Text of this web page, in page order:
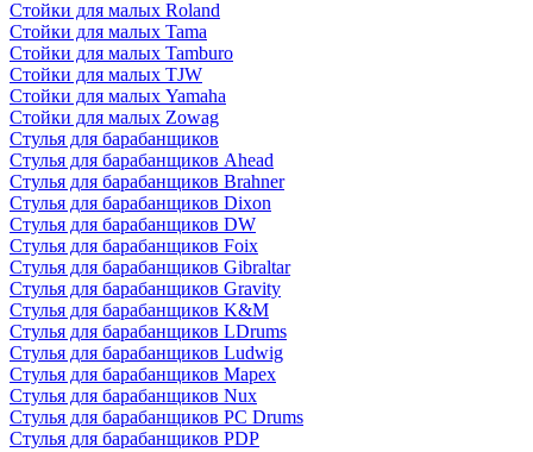
Стойки для малых Roland
Стойки для малых Tama
Стойки для малых Tamburo
Стойки для малых TJW
Стойки для малых Yamaha
Стойки для малых Zowag
Стулья для барабанщиков
Стулья для барабанщиков Ahead
Стулья для барабанщиков Brahner
Стулья для барабанщиков Dixon
Стулья для барабанщиков DW
Стулья для барабанщиков Foix
Стулья для барабанщиков Gibraltar
Стулья для барабанщиков Gravity
Стулья для барабанщиков K&M
Стулья для барабанщиков LDrums
Стулья для барабанщиков Ludwig
Стулья для барабанщиков Mapex
Стулья для барабанщиков Nux
Стулья для барабанщиков PC Drums
Стулья для барабанщиков PDP